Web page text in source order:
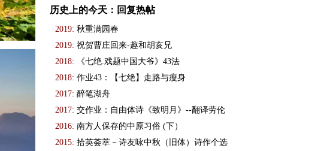
历史上的今天：回复热帖
2019: 秋重满园春
2019: 祝贺曹庄回来-趣和胡亥兄
2018:
《七绝.戏题中国大爷》43法
2018: 作业43：【七绝】走路与瘦身
2017: 醉笔湖舟
2017: 交作业：自由体诗《致明月》--翻译劳伦
2016: 南方人保存的中原习俗 (下）
2015: 拾英荟萃－诗友咏中秋（旧体）诗作个选